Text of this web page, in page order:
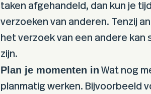
taken afgehandeld, dan kun je
verzoeken van anderen. Tenzij
het verzoek van een andere kan
zijn.
Plan je momenten in Wat nog
planmatig werken. Bijvoorbeeld